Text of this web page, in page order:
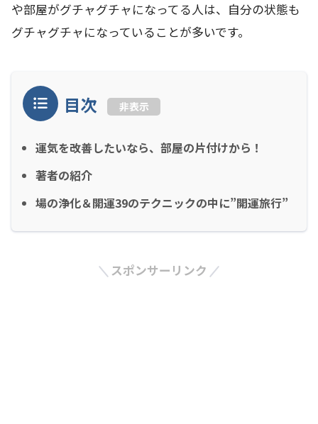
や部屋がグチャグチャになってる人は、自分の状態も
グチャグチャになっていることが多いです。
目次 非表示
運気を改善したいなら、部屋の片付けから！
著者の紹介
場の浄化＆開運39のテクニックの中に”開運旅行”
スポンサーリンク